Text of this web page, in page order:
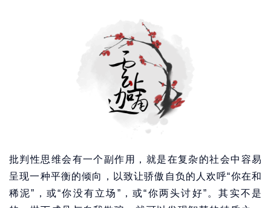
批判性思维会有一个副作用，就是在复杂的社会中容易
呈现一种平衡的倾向，以致让骄傲自负的人欢呼“你在和
稀泥”，或“你没有立场”，或“你两头讨好”。其实不是